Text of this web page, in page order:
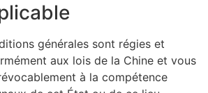
générales sont régies et
aux lois de la Chine et vous
à la compétence